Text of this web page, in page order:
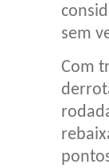
sem
Com